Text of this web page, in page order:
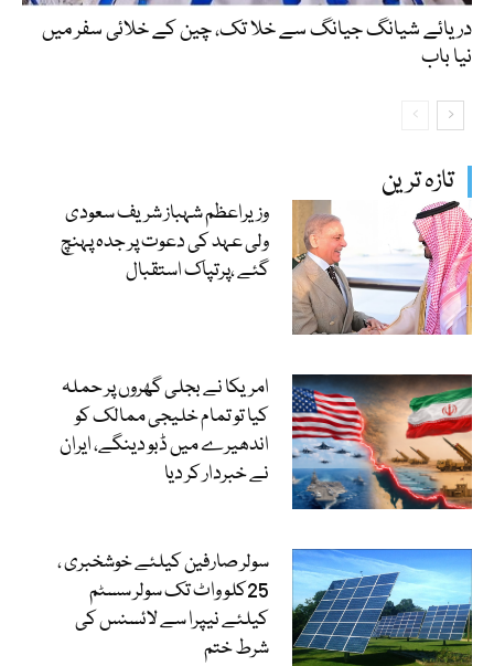
تازہ ترین
وزیراعظم شہباز شریف سعودی
ولی عہد کی دعوت پر جدہ پہنچ
گئے ،پرتپاک استقبال
امریکا نے بجلی گھروں پر حملہ
کیا تو تمام خلیجی ممالک کو
اندھیرے میں ڈبو دینگے، ایران
نے خبردار کر دیا
سولر صارفین کیلئے خوشخبری ،
25کلو واٹ تک سولر سسٹم
کیلئے نیپرا سے لائسنس کی
شرط ختم
دریائے شیانگ جیانگ سے خلا تک، چین کے خلائی سفر میں
نیا باب